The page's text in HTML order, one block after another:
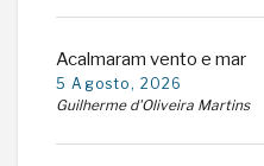
Acalmaram vento e mar
5 Agosto, 2026
Guilherme d'Oliveira Martins